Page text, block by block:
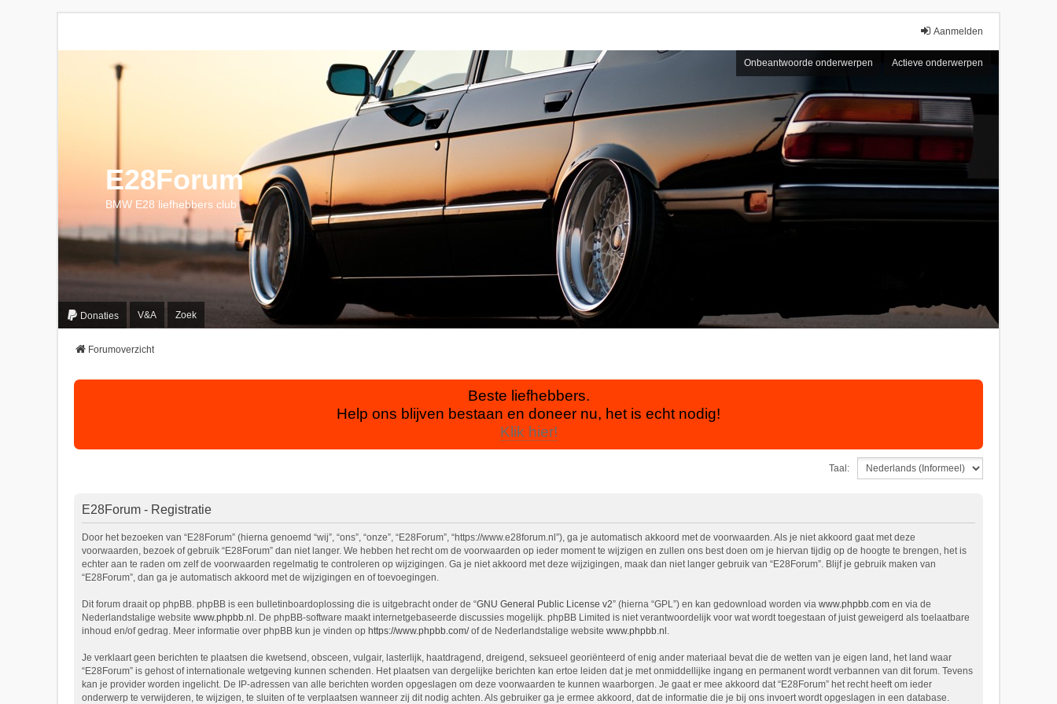
Aanmelden
Onbeantwoorde onderwerpen Actieve onderwerpen
E28Forum
BMW E28 liefhebbers club
Donaties V&A Zoek
Forumoverzicht
Beste liefhebbers.
Help ons blijven bestaan en doneer nu, het is echt nodig!
Klik hier!
Taal:
E28Forum - Registratie
Door het bezoeken van “E28Forum” (hierna genoemd “wij”, “ons”, “onze”, “E28Forum”, “https://www.e28forum.nl”), ga je automatisch akkoord met de voorwaarden. Als je niet akkoord gaat met deze
voorwaarden, bezoek of gebruik “E28Forum” dan niet langer. We hebben het recht om de voorwaarden op ieder moment te wijzigen en zullen ons best doen om je hiervan tijdig op de hoogte te brengen, het is
echter aan te raden om zelf de voorwaarden regelmatig te controleren op wijzigingen. Ga je niet akkoord met deze wijzigingen, maak dan niet langer gebruik van “E28Forum”. Blijf je gebruik maken van
“E28Forum”, dan ga je automatisch akkoord met de wijzigingen en of toevoegingen.
Dit forum draait op phpBB. phpBB is een bulletinboardoplossing die is uitgebracht onder de “GNU General Public License v2” (hierna “GPL”) en kan gedownload worden via www.phpbb.com en via de
Nederlandstalige website www.phpbb.nl . De phpBB-software maakt internetgebaseerde discussies mogelijk. phpBB Limited is niet verantwoordelijk voor wat wordt toegestaan of juist geweigerd als toelaatbare
inhoud en/of gedrag. Meer informatie over phpBB kun je vinden op https://www.phpbb.com/of de Nederlandstalige website www.phpbb.nl .
Je verklaart geen berichten te plaatsen die kwetsend, obsceen, vulgair, lasterlijk, haatdragend, dreigend, seksueel georiënteerd of enig ander materiaal bevat die de wetten van je eigen land, het land waar
“E28Forum” is gehost of internationale wetgeving kunnen schenden. Het plaatsen van dergelijke berichten kan ertoe leiden dat je met onmiddellijke ingang en permanent wordt verbannen van dit forum. Tevens
kan je provider worden ingelicht. De IP-adressen van alle berichten worden opgeslagen om deze voorwaarden te kunnen waarborgen. Je gaat er mee akkoord dat “E28Forum” het recht heeft om ieder
onderwerp te verwijderen, te wijzigen, te sluiten of te verplaatsen wanneer zij dit nodig achten. Als gebruiker ga je ermee akkoord, dat de informatie die je bij ons invoert wordt opgeslagen in een database.